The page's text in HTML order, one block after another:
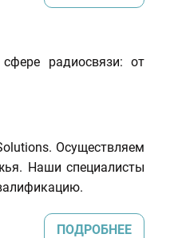
радиосвязи: от
Осуществляем
Наши специалисты
ПОДРОБНЕЕ